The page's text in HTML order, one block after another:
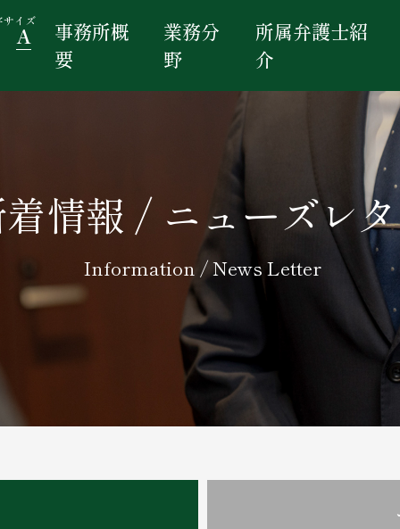
サイズ
A
事務所概
要
業務分
野
所属弁護士紹
介
情報 / ニューズレ
Information / News Letter